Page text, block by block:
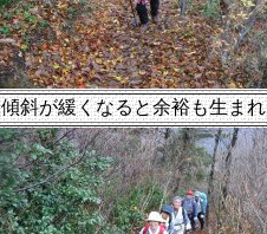
傾斜が緩くなると余裕も生ま